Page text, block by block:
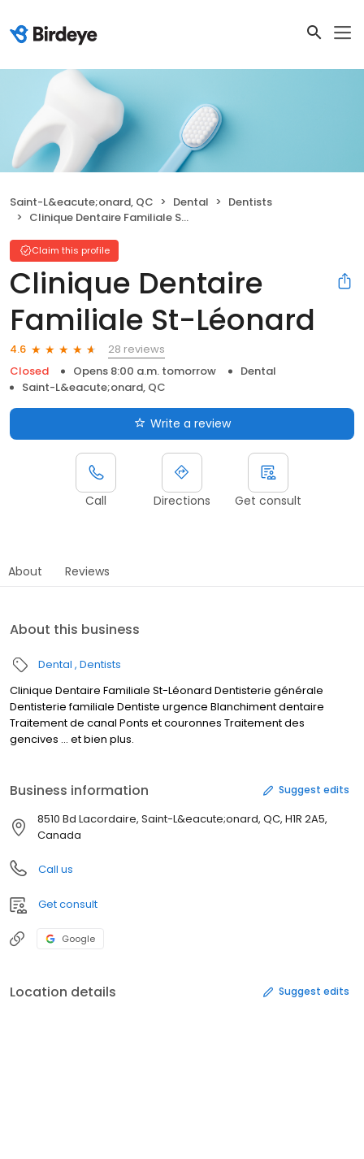
Saint-L&eacute;onard, QC Dental
Dentists
Clinique Dentaire Familiale St-Léonard
Claim this profile
Clinique Dentaire
Familiale St-Léonard
4.6
28 reviews
Closed
Opens 8:00 a.m. tomorrow
Dental
Saint-L&eacute;onard, QC
Write a review
Call Directions Get consult
About Reviews
About this business
Dental Dentists
Clinique Dentaire Familiale St-Léonard Dentisterie générale
Dentisterie familiale Dentiste urgence Blanchiment dentaire
Traitement de canal Ponts et couronnes Traitement des
gencives … et bien plus.
Business information Suggest edits
8510 Bd Lacordaire, Saint-L&eacute;onard, QC, H1R 2A5,
Canada
Call us
Get consult
Google
Location details Suggest edits